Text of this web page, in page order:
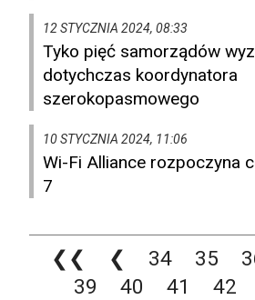
12 STYCZNIA 2024, 08:33
Tyko pięć samorządów
dotychczas koordynatora
szerokopasmowego
10 STYCZNIA 2024, 11:06
Wi-Fi Alliance rozpoczyna
7
❮❮ ❮ 34 35
39
40 41 42